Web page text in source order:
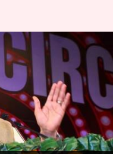
के अंदर जिन्ना
नेता